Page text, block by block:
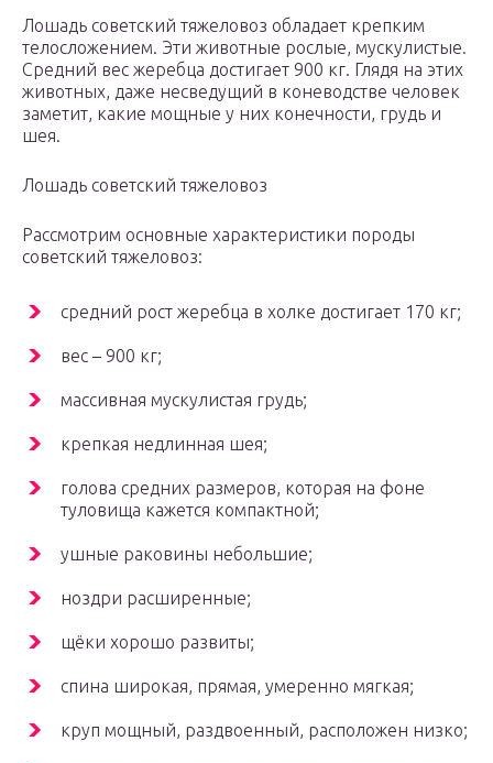
Лошадь советский тяжеловоз обладает крепким
телосложением. Эти животные рослые, мускулистые.
Средний вес жеребца достигает 900 кг. Глядя на этих
животных, даже несведущий в коневодстве человек
заметит, какие мощные у них конечности, грудь и
шея.
Лошадь советский тяжеловоз
Рассмотрим основные характеристики породы
советский тяжеловоз:
средний рост жеребца в холке достигает 170 кг;
вес – 900 кг;
массивная мускулистая грудь;
крепкая недлинная шея;
голова средних размеров, которая на фоне
туловища кажется компактной;
ушные раковины небольшие;
ноздри расширенные;
щёки хорошо развиты;
спина широкая, прямая, умеренно мягкая;
круп мощный, раздвоенный, расположен низко;